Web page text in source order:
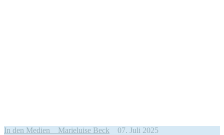
In den Medien Marieluise Beck 07. Juli 2025